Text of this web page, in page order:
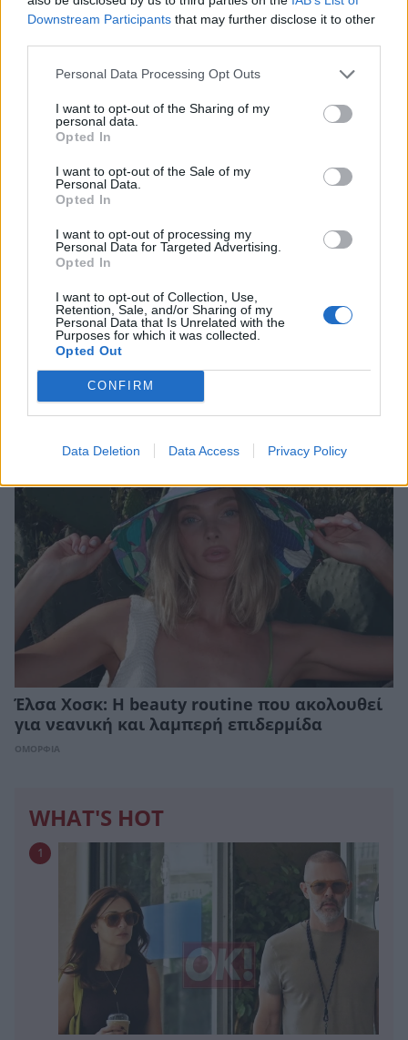
Downstream Participants that may further disclose it to other
Personal Data Processing Opt Outs
I want to opt-out of the Sharing of my
personal data.
Opted In
I want to opt-out of the Sale of my
Personal Data.
Opted In
I want to opt-out of processing my
Personal Data for Targeted Advertising.
Opted In
I want to opt-out of Collection, Use,
Retention, Sale, and/or Sharing of my
Personal Data that Is Unrelated with the
Purposes for which it was collected.
Opted Out
CONFIRM
Data Deletion Data Access Privacy Policy
Λίλα Μπακλέση: Γέννησε η ηθοποιός – Η
πρώτη της φωτογραφία από το μαιευτήριο
CELEBRITIES
Στέφανος Κωνσταντινίδης: Τα πιο
χαρούμενα γενέθλια με τα δύο του παιδιά
στη θάλασσα
Έλσα Χοσκ: Η beauty routine που ακολουθεί
για νεανική και λαμπερή επιδερμίδα
ΟΜΟΡΦΙΑ
WHAT'S HOT
1